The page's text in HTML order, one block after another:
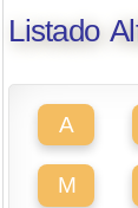
Listado
A
M